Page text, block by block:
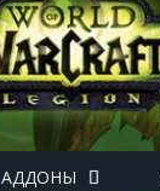
АДДОНЫ